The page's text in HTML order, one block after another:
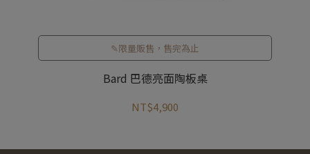
✎限量販售，售完為止
Bard 巴德亮面陶板桌
NT$4,900